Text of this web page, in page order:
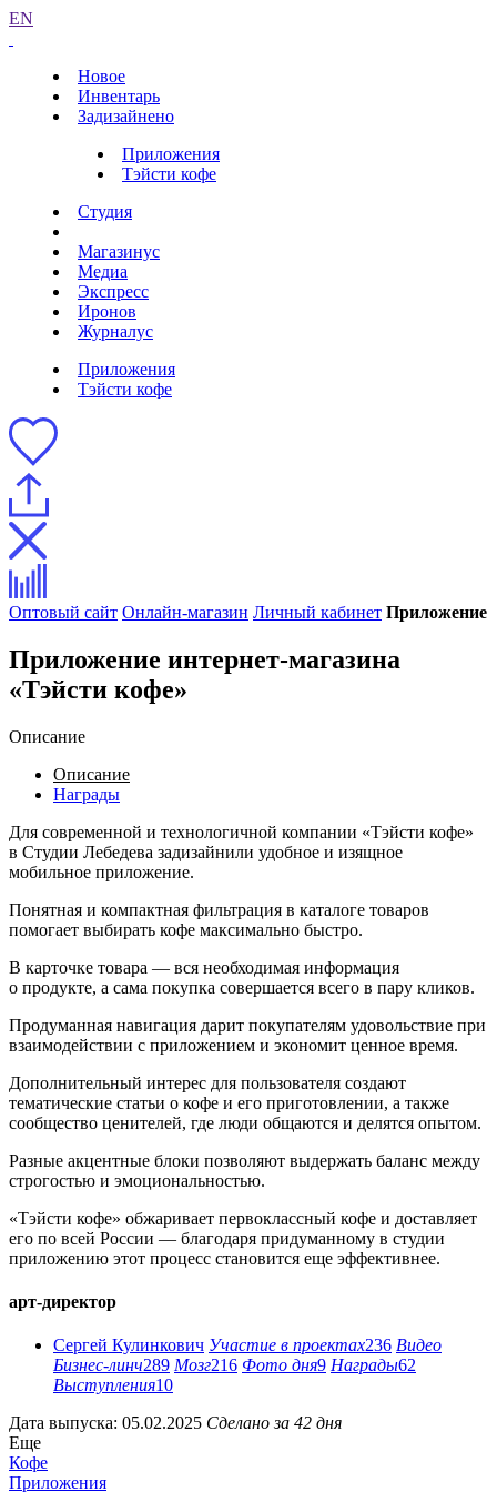
EN
Новое
Инвентарь
Задизайнено
Приложения
Тэйсти кофе
Студия
Магазинус
Медиа
Экспресс
Иронов
Журналус
Приложения
Тэйсти кофе
Оптовый сайт Онлайн-магазин Личный кабинет Приложение
Приложение интернет-магазина
«Тэйсти кофе»
Описание
Описание
Награды
Для современной и технологичной компании «Тэйсти кофе»
в Студии Лебедева задизайнили удобное и изящное
мобильное приложение.
Понятная и компактная фильтрация в каталоге товаров
помогает выбирать кофе максимально быстро.
В карточке товара — вся необходимая информация
о продукте, а сама покупка совершается всего в пару кликов.
Продуманная навигация дарит покупателям удовольствие при
взаимодействии с приложением и экономит ценное время.
Дополнительный интерес для пользователя создают
тематические статьи о кофе и его приготовлении, а также
сообщество ценителей, где люди общаются и делятся опытом.
Разные акцентные блоки позволяют выдержать баланс между
строгостью и эмоциональностью.
«Тэйсти кофе» обжаривает первоклассный кофе и доставляет
его по всей России — благодаря придуманному в студии
приложению этот процесс становится еще эффективнее.
арт-директор
Сергей Кулинкович Участие в проектах236 Видео
Бизнес-линч289 Мозг216 Фото дня9 Награды62
Выступления10
Дата выпуска: 05.02.2025 Сделано за 42 дня
Еще
Кофе
Приложения